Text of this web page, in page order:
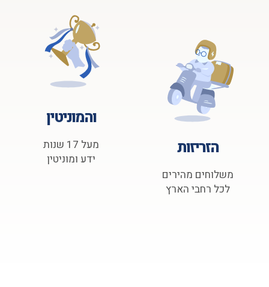
הזריזות
משלוחים מהירים
לכל רחבי הארץ
והמוניטין
מעל 17 שנות
ידע ומוניטין